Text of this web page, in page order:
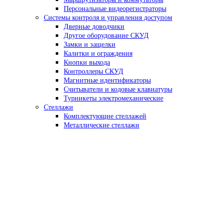
Персональные видеорегистраторы
Системы контроля и управления доступом
Дверные доводчики
Другое оборудование СКУД
Замки и защелки
Калитки и ограждения
Кнопки выхода
Контроллеры СКУД
Магнитные идентификаторы
Считыватели и кодовые клавиатуры
Турникеты электромеханические
Стеллажи
Комплектующие стеллажей
Металлические стеллажи